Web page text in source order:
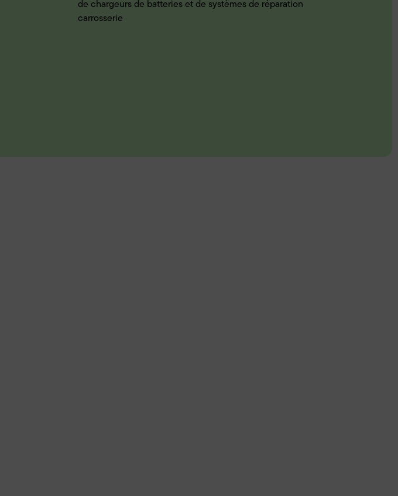
de chargeurs de batteries et de systèmes de réparation
carrosserie